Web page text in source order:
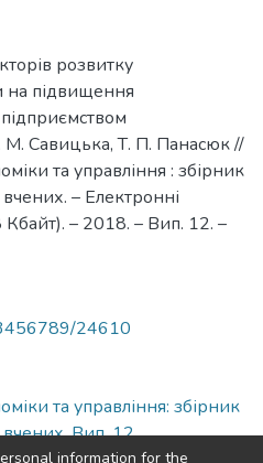
розвитку
на підвищення
Савицька, Т. П. Панасюк //
та управління : збірник
– Електронні
Кбайт). – 2018. – Вип. 12. –
24610
та управління: збірник
Вип. 12
information for the